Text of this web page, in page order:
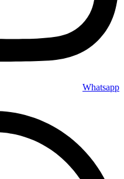
Whatsapp